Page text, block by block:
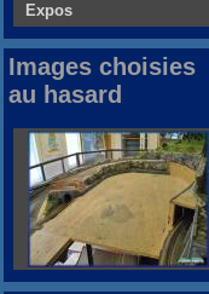
Expos
Images choisies
au hasard